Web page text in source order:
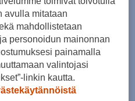
ASICS
Road Tight - juoksutrikoot
avulla mitataan
mahdollistetaan
personoidun mainonnan
painamalla
valintojasi
linkin kautta.